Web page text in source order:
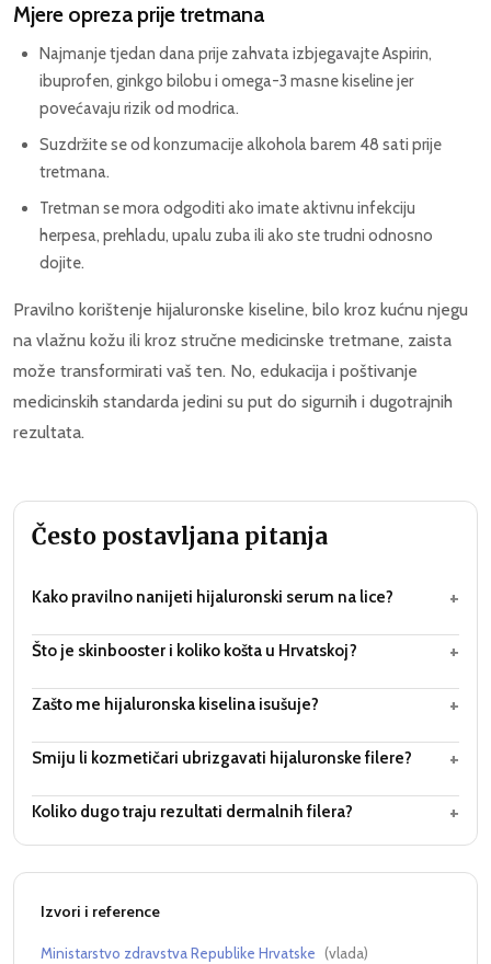
Mjere opreza prije tretmana
Najmanje tjedan dana prije zahvata izbjegavajte Aspirin,
ibuprofen, ginkgo bilobu i omega-3 masne kiseline jer
povećavaju rizik od modrica.
Suzdržite se od konzumacije alkohola barem 48 sati prije
tretmana.
Tretman se mora odgoditi ako imate aktivnu infekciju
herpesa, prehladu, upalu zuba ili ako ste trudni odnosno
dojite.
Pravilno korištenje hijaluronske kiseline, bilo kroz kućnu njegu
na vlažnu kožu ili kroz stručne medicinske tretmane, zaista
može transformirati vaš ten. No, edukacija i poštivanje
medicinskih standarda jedini su put do sigurnih i dugotrajnih
rezultata.
Često postavljana pitanja
Kako pravilno nanijeti hijaluronski serum na lice? +
Što je skinbooster i koliko košta u Hrvatskoj? +
Zašto me hijaluronska kiselina isušuje? +
Smiju li kozmetičari ubrizgavati hijaluronske filere? +
Koliko dugo traju rezultati dermalnih filera? +
Izvori i reference
Ministarstvo zdravstva Republike Hrvatske (vlada)